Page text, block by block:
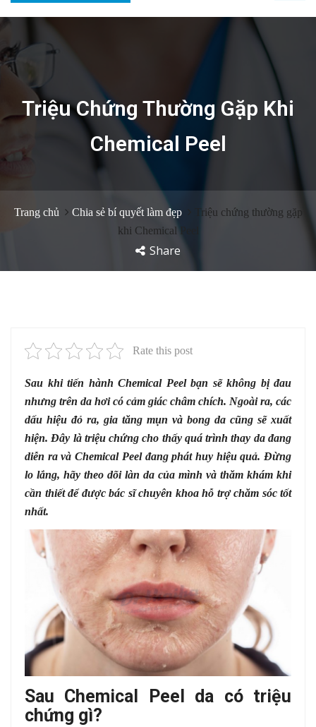
Triệu Chứng Thường Gặp Khi
Chemical Peel
Trang chủ Chia sẻ bí quyết làm đẹp
Triệu chứng thường gặp
khi Chemical Peel
Share
Rate this post
Sau khi tiến hành Chemical Peel bạn sẽ không bị đau
nhưng trên da hơi có cảm giác châm chích. Ngoài ra, các
dấu hiệu đỏ ra, gia tăng mụn và bong da cũng sẽ xuất
hiện. Đây là triệu chứng cho thấy quá trình thay da đang
diễn ra và Chemical Peel đang phát huy hiệu quả. Đừng
lo lắng, hãy theo dõi làn da của mình và thăm khám khi
cần thiết để được bác sĩ chuyên khoa hỗ trợ chăm sóc tốt
nhất.
Sau Chemical Peel da có triệu
chứng gì?